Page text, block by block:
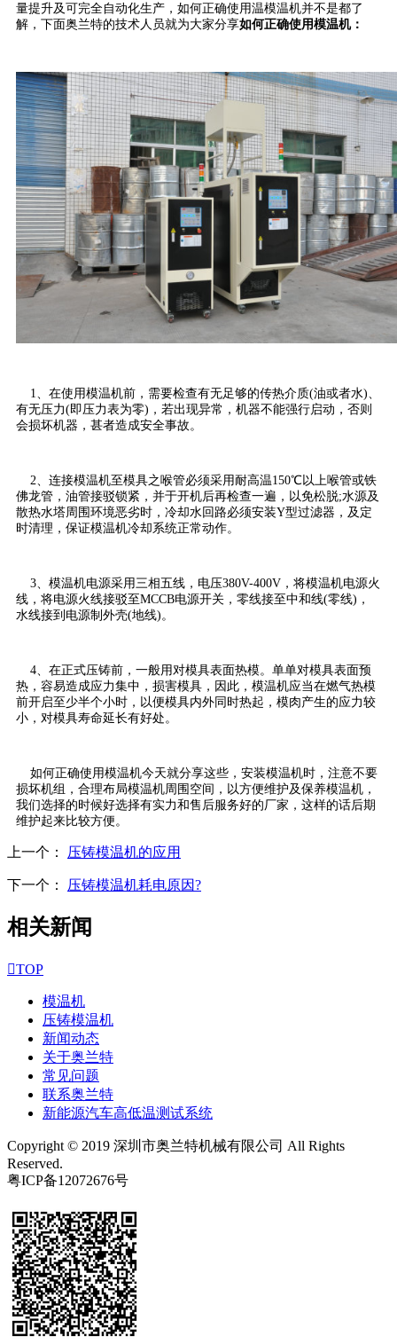
量提升及可完全自动化生产，如何正确使用温模温机并不是都了
解，下面奥兰特的技术人员就为大家分享如何正确使用模温机：
1、在使用模温机前，需要检查有无足够的传热介质(油或者水)、
有无压力(即压力表为零)，若出现异常，机器不能强行启动，否则
会损坏机器，甚者造成安全事故。
2、连接模温机至模具之喉管必须采用耐高温150℃以上喉管或铁
佛龙管，油管接驳锁紧，并于开机后再检查一遍，以免松脱;水源及
散热水塔周围环境恶劣时，冷却水回路必须安装Y型过滤器，及定
时清理，保证模温机冷却系统正常动作。
3、模温机电源采用三相五线，电压380V-400V，将模温机电源火
线，将电源火线接驳至MCCB电源开关，零线接至中和线(零线)，
水线接到电源制外壳(地线)。
4、在正式压铸前，一般用对模具表面热模。单单对模具表面预
热，容易造成应力集中，损害模具，因此，模温机应当在燃气热模
前开启至少半个小时，以便模具内外同时热起，模肉产生的应力较
小，对模具寿命延长有好处。
如何正确使用模温机今天就分享这些，安装模温机时，注意不要
损坏机组，合理布局模温机周围空间，以方便维护及保养模温机，
我们选择的时候好选择有实力和售后服务好的厂家，这样的话后期
维护起来比较方便。
上一个： 压铸模温机的应用
下一个： 压铸模温机耗电原因?
相关新闻
TOP
模温机
压铸模温机
新闻动态
关于奥兰特
常见问题
联系奥兰特
新能源汽车高低温测试系统
Copyright © 2019 深圳市奥兰特机械有限公司 All Rights
Reserved.
粤ICP备12072676号